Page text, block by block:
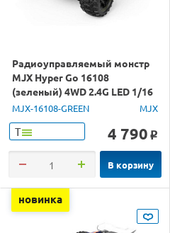
Радиоуправляемый монстр
MJX Hyper Go 16108
(зеленый) 4WD 2.4G LED 1/16
RTR
MJX-16108-GREEN MJX
Т 4 790 o
В корзину
новинка